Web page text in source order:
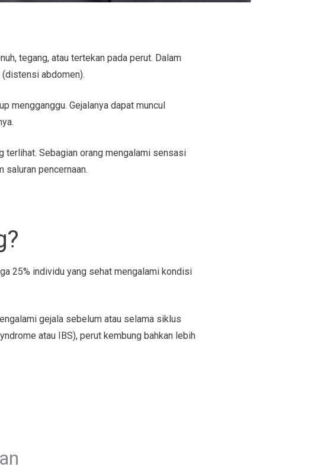
tegang, atau tertekan pada perut. Dalam
abdomen).
mengganggu. Gejalanya dapat muncul
terlihat. Sebagian orang mengalami sensasi
pencernaan.
25% individu yang sehat mengalami kondisi
gejala sebelum atau selama siklus
atau IBS), perut kembung bahkan lebih